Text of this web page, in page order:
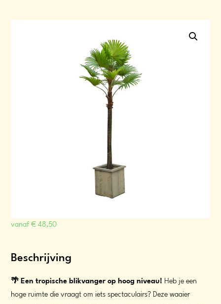
vanaf € 48,50
Beschrijving
🌴 Een tropische blikvanger op hoog niveau! Heb je een
hoge ruimte die vraagt om iets spectaculairs? Deze waaier